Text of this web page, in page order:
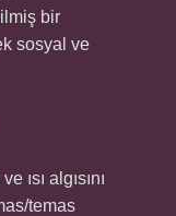
bir
sosyal ve
ısı algısını
temas